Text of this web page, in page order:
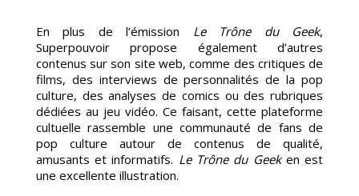
En plus de l’émission Le Trône du Geek,
Superpouvoir propose également d’autres
contenus sur son site web, comme des critiques de
films, des interviews de personnalités de la pop
culture, des analyses de comics ou des rubriques
dédiées au jeu vidéo. Ce faisant, cette plateforme
cultuelle rassemble une communauté de fans de
pop culture autour de contenus de qualité,
amusants et informatifs. Le Trône du Geeken est
une excellente illustration.